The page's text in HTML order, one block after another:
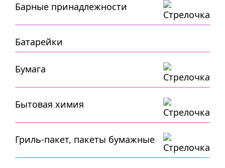
Барные принадлежности
Батарейки
Бумага
Бытовая химия
Гриль-пакет, пакеты бумажные